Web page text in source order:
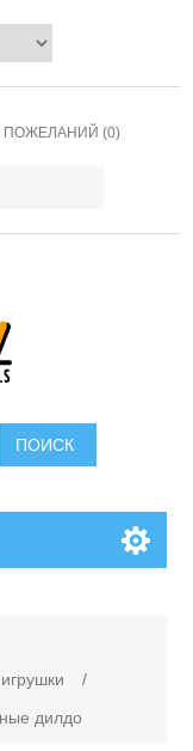
ПОЖЕЛАНИЙ (0)
ПОИСК
/
дилдо